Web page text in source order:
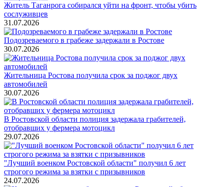
Житель Таганрога собирался уйти на фронт, чтобы убить
сослуживцев
31.07.2026
Подозреваемого в грабеже задержали в Ростове
30.07.2026
Жительница Ростова получила срок за поджог двух
автомобилей
30.07.2026
В Ростовской области полиция задержала грабителей,
отобравших у фермера мотоцикл
29.07.2026
"Лучший военком Ростовской области" получил 6 лет
строгого режима за взятки с призывников
24.07.2026